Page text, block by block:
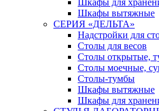
Шкафы для
Шкафы вытяжные
СЕРИЯ «ДЕЛЬТА»
Надстройки для
Столы для весов
Столы открытые,
Столы моечные,
Столы-тумбы
Шкафы вытяжные
Шкафы для